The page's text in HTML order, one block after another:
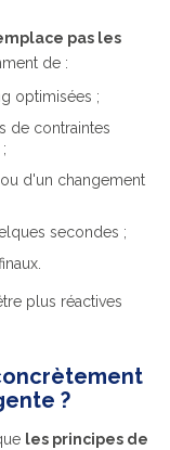
pas les
de :
optimisées ;
de contraintes
d'un changement
secondes ;
plus réactives
?
les principes de